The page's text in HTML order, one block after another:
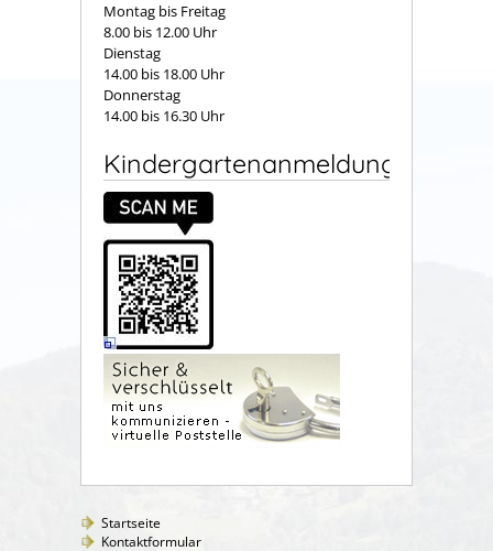
Montag bis Freitag
8.00 bis 12.00 Uhr
Dienstag
14.00 bis 18.00 Uhr
Donnerstag
14.00 bis 16.30 Uhr
Kindergartenanmeldung
Startseite
Kontaktformular